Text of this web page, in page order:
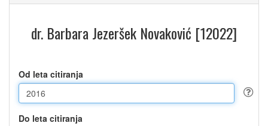
dr. Barbara Jezeršek Novaković [12022]
Od leta citiranja
Do leta citiranja